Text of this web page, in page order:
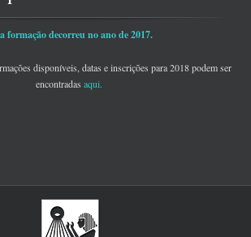
formação decorreu no ano de 2017.
disponíveis, datas e inscrições para 2018 podem ser
encontradas aqui.